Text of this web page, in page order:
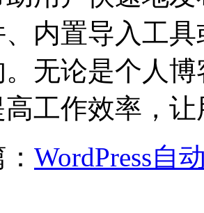
内置导入工
无论是个人
工作效率，
WordPress自